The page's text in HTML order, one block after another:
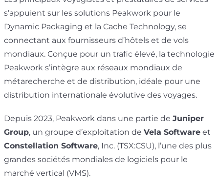
s’appuient sur les solutions Peakwork pour le
Dynamic Packaging et la Cache Technology, se
connectant aux fournisseurs d’hôtels et de vols
mondiaux. Conçue pour un trafic élevé, la technologie
Peakwork s’intègre aux réseaux mondiaux de
métarecherche et de distribution, idéale pour une
distribution internationale évolutive des voyages.
Depuis 2023, Peakwork dans une partie de Juniper
Group, un groupe d’exploitation de Vela Software et
Constellation Software, Inc. (TSX:CSU), l’une des plus
grandes sociétés mondiales de logiciels pour le
marché vertical (VMS).